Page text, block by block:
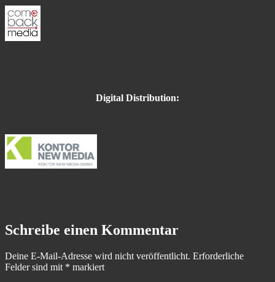
Digital Distribution:
Schreibe einen Kommentar
Deine E-Mail-Adresse wird nicht veröffentlicht. Erforderliche
Felder sind mit * markiert